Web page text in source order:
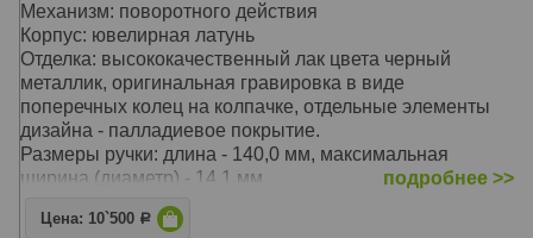
Механизм: поворотного действия
Корпус: ювелирная латунь
Отделка: высококачественный лак цвета черный
металлик, оригинальная гравировка в виде
поперечных колец на колпачке, отдельные элементы
дизайна - палладиевое покрытие.
Размеры ручки: длина - 140,0 мм, максимальная
ширина (диаметр) - 14,1 мм.
Цвет: лаковый черный / зеркальный хром.
подробнее >>
Цена: 10`500 Р